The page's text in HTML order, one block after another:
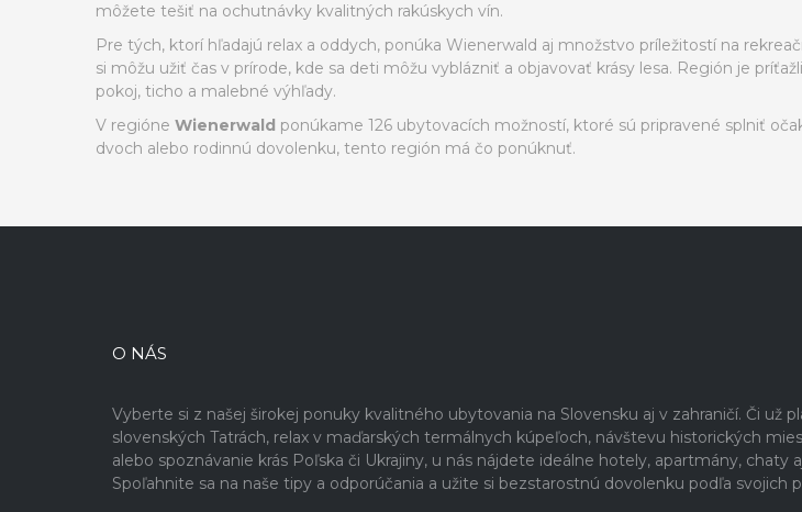
môžete tešiť na ochutnávky kvalitných rakúskych vín.
Pre tých, ktorí hľadajú relax a oddych, ponúka Wienerwald aj množstvo príležitostí na
si môžu užiť čas v prírode, kde sa deti môžu vyblázniť a objavovať krásy lesa. Región je
pokoj, ticho a malebné výhľady.
V regióne Wienerwald ponúkame 126 ubytovacích možností, ktoré sú pripravené splniť
dvoch alebo rodinnú dovolenku, tento región má čo ponúknuť.
O NÁS
Vyberte si z našej širokej ponuky kvalitného ubytovania na Slovensku aj v zahraničí. Či už
slovenských Tatrách, relax v maďarských termálnych kúpeľoch, návštevu historických
alebo spoznávanie krás Poľska či Ukrajiny, u nás nájdete ideálne hotely, apartmány, chaty
Spoľahnite sa na naše tipy a odporúčania a užite si bezstarostnú dovolenku podľa svojich